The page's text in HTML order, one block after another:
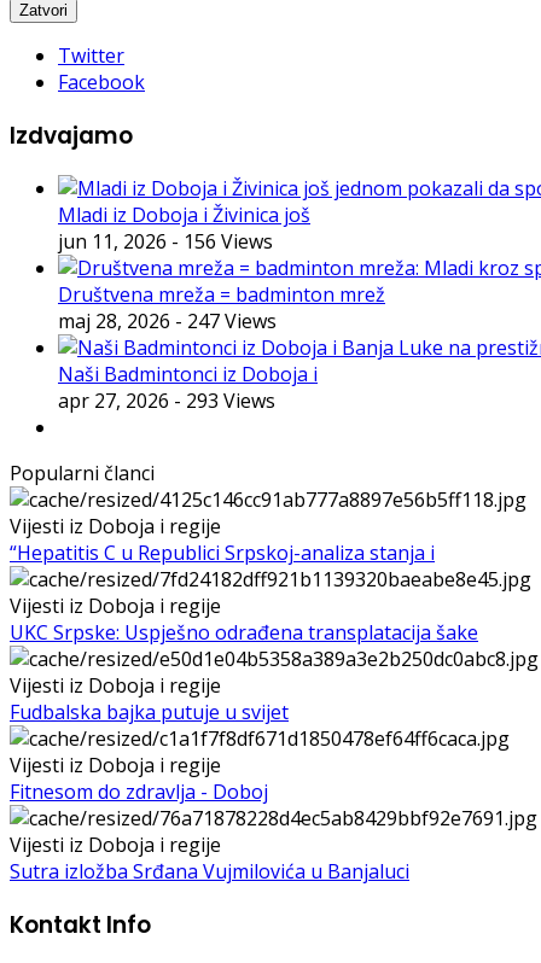
Twitter
Facebook
Izdvajamo
Mladi iz Doboja i Živinica još
jun 11, 2026 - 156 Views
Društvena mreža = badminton mrež
maj 28, 2026 - 247 Views
Naši Badmintonci iz Doboja i
apr 27, 2026 - 293 Views
Popularni članci
Vijesti iz Doboja i regije
“Hepatitis C u Republici Srpskoj-analiza stanja i
Vijesti iz Doboja i regije
UKC Srpske: Uspješno odrađena transplatacija šake
Vijesti iz Doboja i regije
Fudbalska bajka putuje u svijet
Vijesti iz Doboja i regije
Fitnesom do zdravlja - Doboj
Vijesti iz Doboja i regije
Sutra izložba Srđana Vujmilovića u Banjaluci
Kontakt Info